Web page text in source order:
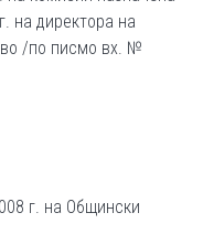
на директора на
/по писмо вх. №
г. на Общински